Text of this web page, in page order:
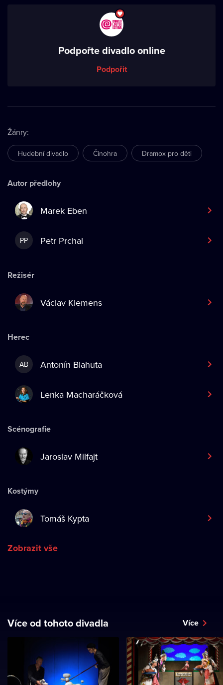
Podpořte divadlo online
Podpořit
Žánry:
Hudební divadlo Činohra Dramox pro děti
Autor předlohy
Marek Eben
PP Petr Prchal
Režisér
Václav Klemens
Herec
AB Antonín Blahuta
Lenka Macharáčková
Scénografie
Jaroslav Milfajt
Kostýmy
Tomáš Kypta
Zobrazit vše
Více od tohoto divadla Více